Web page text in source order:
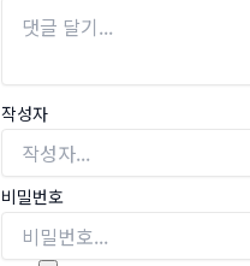
작성자
비밀번호